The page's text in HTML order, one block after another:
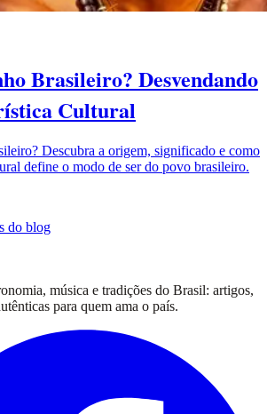
Brasileiro? Desvendando
Cultural
Descubra a origem, significado e como
define o modo de ser do povo brasileiro.
do blog
música e tradições do Brasil: artigos,
para quem ama o país.